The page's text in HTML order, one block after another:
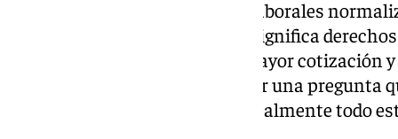
alta, cotización y condiciones laborales
necesario. Formalizar empleo significa
jurídica para quien contrata, mayor cotización
Pero también obliga a responder una pregunta
tiempo evitando: ¿quién paga realmente todo